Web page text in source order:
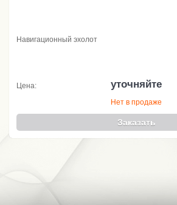
Навигационный эхолот
Цена: уточняйте
Нет в продаже
Заказать